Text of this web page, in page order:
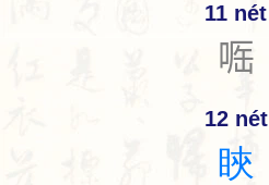
11 nét
𠶲
12 nét
䀹